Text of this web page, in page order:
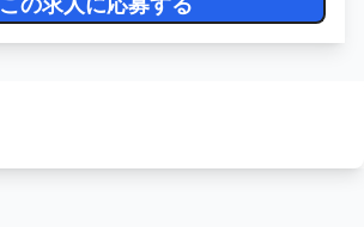
この求人に応募する